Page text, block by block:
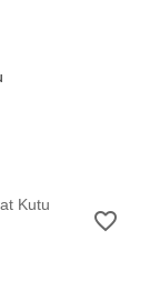
favorite_border